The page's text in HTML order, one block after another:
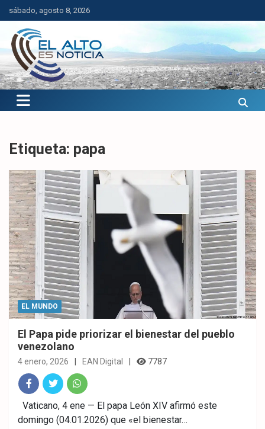
Saltar
al
contenido
sábado, agosto 8, 2026
El Alto es Noticia
Últimas noticias de El Alto, Bolivia y el mundo.
Etiqueta: papa
EL MUNDO
El Papa pide priorizar el bienestar del pueblo
venezolano
4 enero, 2026 EAN Digital 7787
Fac
ebo
Twitt
er
What
sAp
Vaticano, 4 ene — El papa León XIV afirmó este
domingo (04.01.2026) que «el bienestar…